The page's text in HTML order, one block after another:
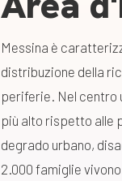
Messina è
distribuzione della
periferie. Nel centro
più alto rispetto alle
degrado urbano,
2.000 famiglie